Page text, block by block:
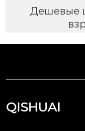
Дешевые
QISHUAI